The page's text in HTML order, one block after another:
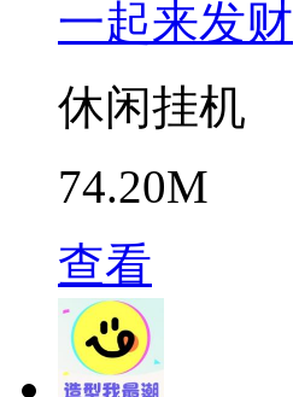
一起来发财
休闲挂机
74.20M
查看